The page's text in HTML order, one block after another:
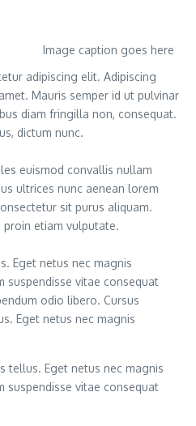
Image caption goes here
adipiscing elit. Adipiscing
Mauris semper id ut pulvinar
diam fringilla non, consequat.
dictum nunc.
euismod convallis nullam
ultrices nunc aenean lorem
sit purus aliquam.
proin etiam vulputate.
Eget netus nec magnis
suspendisse vitae consequat
odio libero. Cursus
Eget netus nec magnis
tellus. Eget netus nec magnis
suspendisse vitae consequat